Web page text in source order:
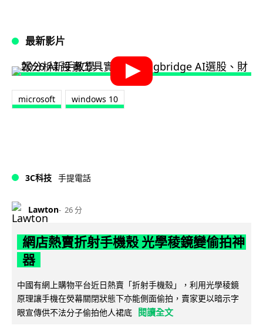
最新影片
microsoft windows 10
3C科技 手提電話
Lawton 26 分
網店熱賣折射手機殼 光學稜鏡變偷拍神
器
中國有網上購物平台近日熱賣「折射手機殼」，利用光學稜鏡
原理讓手機在熒幕關閉狀態下亦能側面偷拍，賣家更以暗示字
眼宣傳供不法分子偷拍他人裙底 閱讀全文